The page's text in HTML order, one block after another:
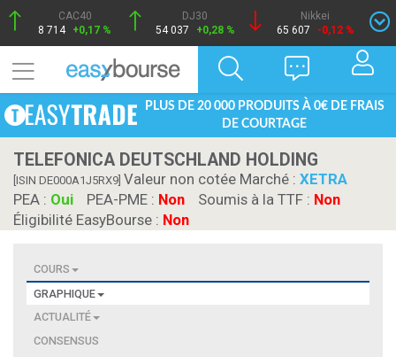
CAC40
8 714 +0,17 %
DJ30
54 037
+0,28 %
Nikkei
65 607
-0,12 %
PLUS DE 20 000 PRODUITS À 0€ DE FRAIS
DE COURTAGE
TELEFONICA DEUTSCHLAND HOLDING
[ISIN DE000A1J5RX9] Valeur non cotée Marché : XETRA
PEA : Oui PEA-PME : Non Soumis à la TTF : Non
Éligibilité EasyBourse : Non
COURS
GRAPHIQUE
ACTUALITÉ
CONSENSUS